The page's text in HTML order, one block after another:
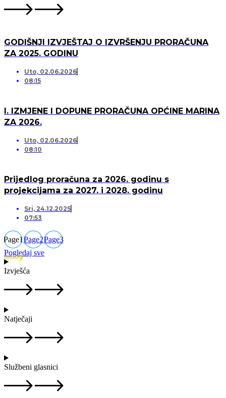
GODIŠNJI IZVJEŠTAJ O IZVRŠENJU PRORAČUNA
ZA 2025. GODINU
Uto, 02.06.2026
08:15
I. IZMJENE I DOPUNE PRORAČUNA OPĆINE MARINA
ZA 2026.
Uto, 02.06.2026
08:10
Prijedlog proračuna za 2026. godinu s
projekcijama za 2027. i 2028. godinu
Sri, 24.12.2025
07:53
Page1Page2Page3
Pogledaj sve
Izvješća
Natječaji
Službeni glasnici